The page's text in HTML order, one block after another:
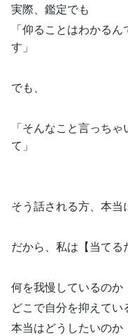
実際、鑑定でも
「仰ることはわかる
す」
でも、
「そんなこと言っち
て」
そう話される方、本当
だから、私は【当てる
何を我慢しているのか
どこで自分を抑えてい
本当はどうしたいのか